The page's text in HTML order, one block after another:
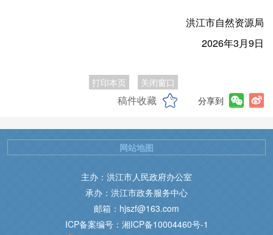
洪江市自然资源局
2026年3月9日
打印本页 关闭窗口
稿件收藏 分享到
主办：洪江市人民政府办公室
承办：洪江市政务服务中心
邮箱：hjszf@163.com
ICP备案编号：湘ICP备10004460号-1
网站地图